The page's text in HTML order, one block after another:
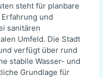
steht für planbare
und
sanitären
Umfeld. Die Stadt
verfügt über rund
stabile Wasser- und
Grundlage für